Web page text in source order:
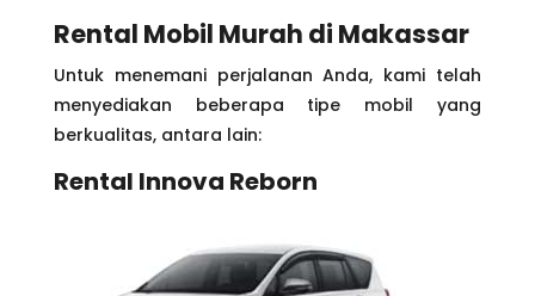
Rental Mobil Murah di Makassar
Untuk menemani perjalanan Anda, kami telah
menyediakan beberapa tipe mobil yang
berkualitas, antara lain:
Rental Innova Reborn